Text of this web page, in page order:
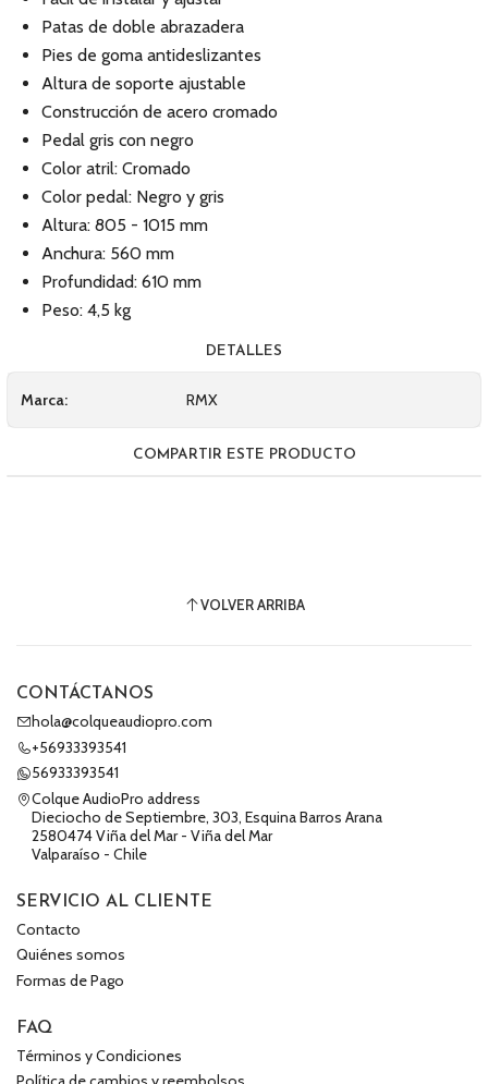
Patas de doble abrazadera
Pies de goma antideslizantes
Altura de soporte ajustable
Construcción de acero cromado
Pedal gris con negro
Color atril: Cromado
Color pedal: Negro y gris
Altura: 805 - 1015 mm
Anchura: 560 mm
Profundidad: 610 mm
Peso: 4,5 kg
DETALLES
Marca: RMX
COMPARTIR ESTE PRODUCTO
VOLVER ARRIBA
CONTÁCTANOS
hola@colqueaudiopro.com
+56933393541
56933393541
Colque AudioPro address
Dieciocho de Septiembre, 303, Esquina Barros Arana
2580474 Viña del Mar - Viña del Mar
Valparaíso - Chile
SERVICIO AL CLIENTE
Contacto
Quiénes somos
Formas de Pago
FAQ
Términos y Condiciones